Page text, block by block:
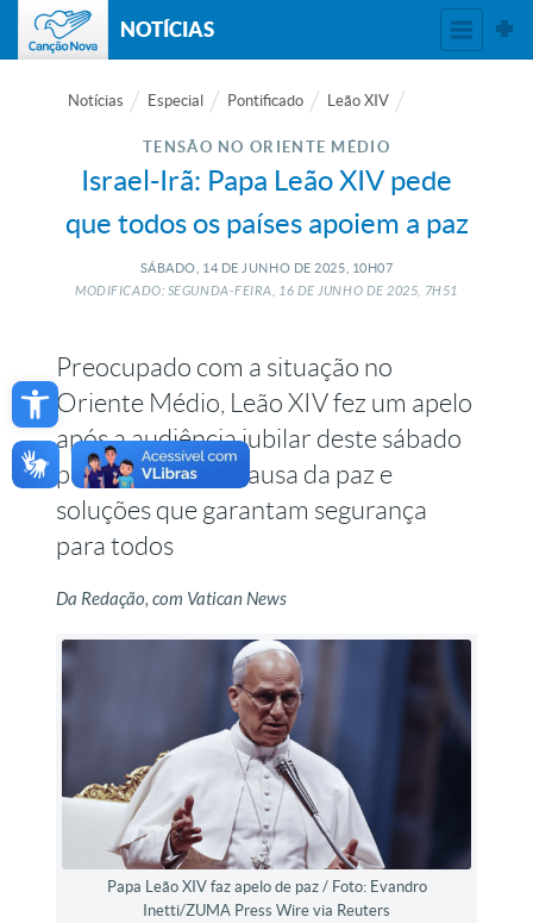
Open toolbar
NOTÍCIAS
Notícias Especial Pontificado Leão XIV
TENSÃO NO ORIENTE MÉDIO
Israel-Irã: Papa Leão XIV pede
que todos os países apoiem a paz
SÁBADO, 14 DE JUNHO DE 2025, 10H07
MODIFICADO: SEGUNDA-FEIRA, 16 DEJUNHO DE2025, 7H51
Preocupado com a situação no
Oriente Médio, Leão XIV fez um apelo
após a audiência jubilar deste sábado
pedindo apoio à causa da paz e
soluções que garantam segurança
para todos
Da Redação, com Vatican News
Papa Leão XIV faz apelo de paz / Foto: Evandro
Inetti/ZUMA Press Wire via Reuters